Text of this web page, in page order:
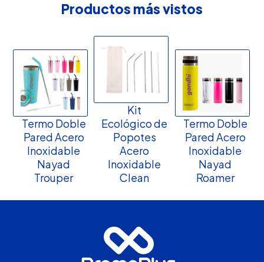
Productos más vistos
Termo Doble
Pared Acero
Inoxidable
Nayad
Trouper
Kit
Ecológico de
Popotes
Acero
Inoxidable
Clean
Termo Doble
Pared Acero
Inoxidable
Nayad
Roamer